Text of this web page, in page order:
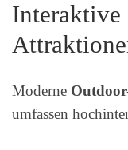
Interaktive
Moderne
umfassen